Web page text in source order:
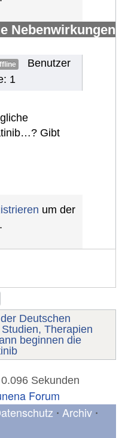
Nebenwirkungen
Benutzer
1
Gibt
um der
Deutschen
Studien, Therapien
beginnen die
Sekunden
Forum
• Archiv •